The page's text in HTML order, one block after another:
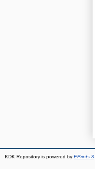
KDK Repository is powered by EPrints 3